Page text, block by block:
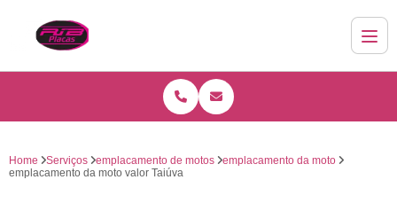
Home Serviços emplacamento de motos
emplacamento da moto
emplacamento da moto valor Taiúva